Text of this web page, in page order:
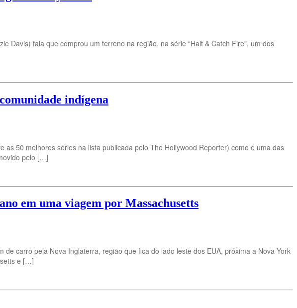
Davis) fala que comprou um terreno na região, na série “Halt & Catch Fire”, um dos
indígena
50 melhores séries na lista publicada pelo The Hollywood Reporter) como é uma das
pelo […]
em uma viagem por Massachusetts
carro pela Nova Inglaterra, região que fica do lado leste dos EUA, próxima a Nova York
e […]